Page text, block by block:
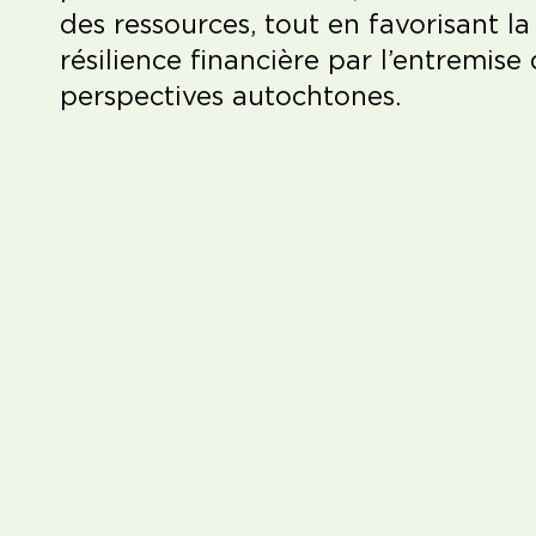
des ressources, tout en favorisant la
résilience financière par l’entremise
perspectives autochtones.